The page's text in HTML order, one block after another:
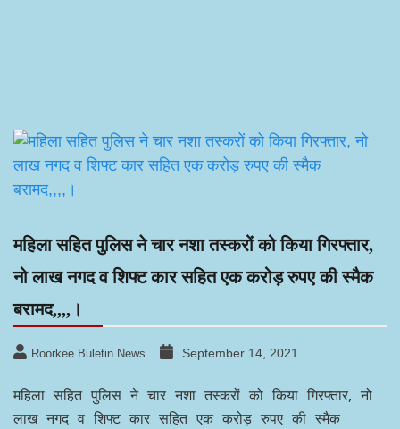
महिला सहित पुलिस ने चार नशा तस्करों को किया गिरफ्तार,
नो लाख नगद व शिफ्ट कार सहित एक करोड़ रुपए की स्मैक
बरामद,,,,।
Roorkee Buletin News September 14, 2021
महिला सहित पुलिस ने चार नशा तस्करों को किया गिरफ्तार, नो
लाख नगद व शिफ्ट कार सहित एक करोड़ रुपए की स्मैक